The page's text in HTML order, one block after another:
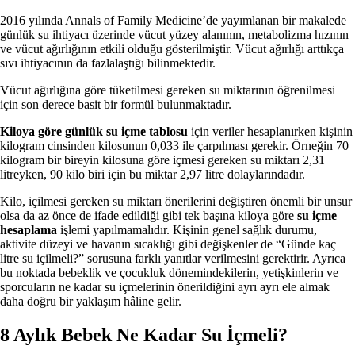
2016 yılında Annals of Family Medicine’de yayımlanan bir makalede
günlük su ihtiyacı üzerinde vücut yüzey alanının, metabolizma hızının
ve vücut ağırlığının etkili olduğu gösterilmiştir. Vücut ağırlığı arttıkça
sıvı ihtiyacının da fazlalaştığı bilinmektedir.
Vücut ağırlığına göre tüketilmesi gereken su miktarının öğrenilmesi
için son derece basit bir formül bulunmaktadır.
Kiloya göre günlük su içme tablosu için veriler hesaplanırken kişinin
kilogram cinsinden kilosunun 0,033 ile çarpılması gerekir. Örneğin 70
kilogram bir bireyin kilosuna göre içmesi gereken su miktarı 2,31
litreyken, 90 kilo biri için bu miktar 2,97 litre dolaylarındadır.
Kilo, içilmesi gereken su miktarı önerilerini değiştiren önemli bir unsur
olsa da az önce de ifade edildiği gibi tek başına kiloya göre su içme
hesaplama işlemi yapılmamalıdır. Kişinin genel sağlık durumu,
aktivite düzeyi ve havanın sıcaklığı gibi değişkenler de “Günde kaç
litre su içilmeli?” sorusuna farklı yanıtlar verilmesini gerektirir. Ayrıca
bu noktada bebeklik ve çocukluk dönemindekilerin, yetişkinlerin ve
sporcuların ne kadar su içmelerinin önerildiğini ayrı ayrı ele almak
daha doğru bir yaklaşım hâline gelir.
8 Aylık Bebek Ne Kadar Su İçmeli?